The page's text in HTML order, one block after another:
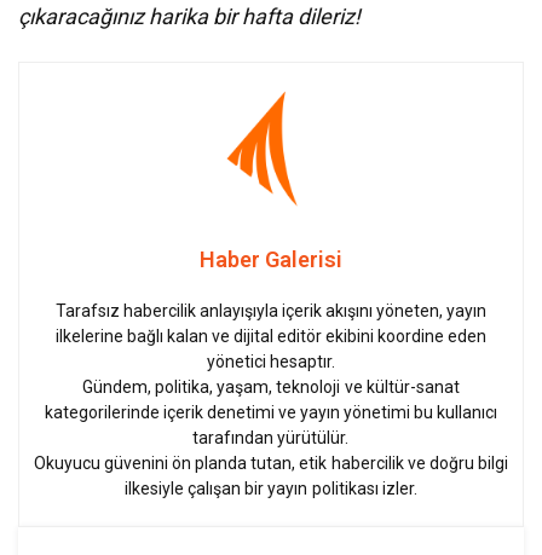
çıkaracağınız harika bir hafta dileriz!
Haber Galerisi
Tarafsız habercilik anlayışıyla içerik akışını yöneten, yayın
ilkelerine bağlı kalan ve dijital editör ekibini koordine eden
yönetici hesaptır.
Gündem, politika, yaşam, teknoloji ve kültür-sanat
kategorilerinde içerik denetimi ve yayın yönetimi bu kullanıcı
tarafından yürütülür.
Okuyucu güvenini ön planda tutan, etik habercilik ve doğru bilgi
ilkesiyle çalışan bir yayın politikası izler.